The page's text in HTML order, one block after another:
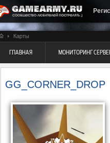
Карты
ГЛАВНАЯ МОНИТОРИНГ
GG_CORNER_DROP